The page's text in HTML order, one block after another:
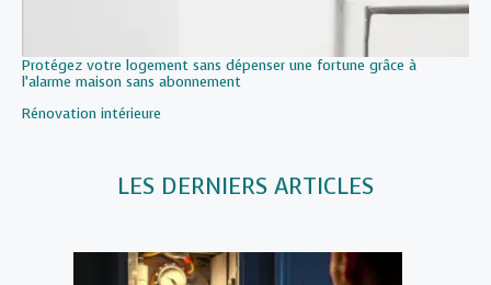
Protégez votre logement sans dépenser une fortune grâce à
l’alarme maison sans abonnement
Par rapport à
Rénovation intérieure
LES DERNIERS ARTICLES